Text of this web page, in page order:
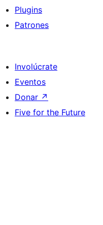
Plugins
Patrones
Involúcrate
Eventos
Donar ↗
Five for the Future